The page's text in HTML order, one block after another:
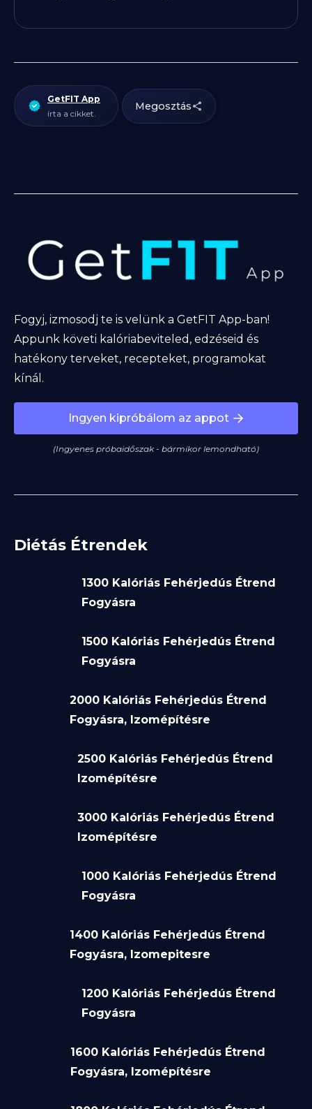
Fogyj, izmosodj te is velünk a GetFIT App-ban!
Appunk követi kalóriabeviteled, edzéseid és
hatékony terveket, recepteket, programokat
kínál.
Ingyen kipróbálom az appot
(Ingyenes próbaidőszak - bármikor lemondható)
Diétás Étrendek
1300 Kalóriás Fehérjedús Étrend
Fogyásra
1500 Kalóriás Fehérjedús Étrend
Fogyásra
2000 Kalóriás Fehérjedús Étrend
Fogyásra, Izomépítésre
2500 Kalóriás Fehérjedús Étrend
Izomépítésre
3000 Kalóriás Fehérjedús Étrend
Izomépítésre
1000 Kalóriás Fehérjedús Étrend
Fogyásra
1400 Kalóriás Fehérjedús Étrend
Fogyásra, Izomepitesre
1200 Kalóriás Fehérjedús Étrend
Fogyásra
1600 Kalóriás Fehérjedús Étrend
Fogyásra, Izomépítésre
GetFIT App
írta a cikket.
Megosztás